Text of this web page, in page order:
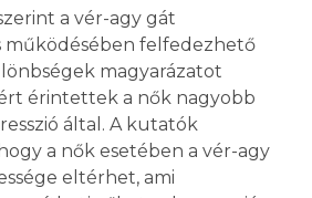
a vér-agy gát
működésében felfedezhető
magyarázatot
érintettek a nők nagyobb
által. A kutatók
a nők esetében a vér-agy
eltérhet, ami